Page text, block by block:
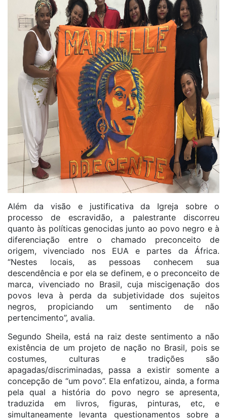
Além da visão e justificativa da Igreja sobre o
processo de escravidão, a palestrante discorreu
quanto às políticas genocidas junto ao povo negro e à
diferenciação entre o chamado preconceito de
origem, vivenciado nos EUA e partes da África.
“Nestes locais, as pessoas conhecem sua
descendência e por ela se definem, e o preconceito de
marca, vivenciado no Brasil, cuja miscigenação dos
povos leva à perda da subjetividade dos sujeitos
negros, propiciando um sentimento de não
pertencimento”, avalia.
Segundo Sheila, está na raiz deste sentimento a não
existência de um projeto de nação no Brasil, pois se
costumes, culturas e tradições são
apagadas/discriminadas, passa a existir somente a
concepção de “um povo”. Ela enfatizou, ainda, a forma
pela qual a história do povo negro se apresenta,
traduzida em livros, figuras, pinturas, etc, e
simultaneamente levanta questionamentos sobre a